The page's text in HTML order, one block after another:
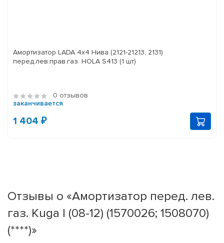
Амортизатор LADA 4x4 Нива (2121-21213, 2131)
перед.лев.прав.газ. HOLA S413 (1 шт)
0 отзывов
заканчивается
1 404 ₽
Отзывы о «Амортизатор перед. лев.
газ. Kuga I (08-12) (1570026; 1508070)
(****)»